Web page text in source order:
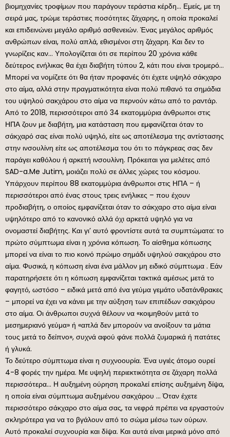
βιομηχανίες τροφίμων που παράγουν τεράστια κέρδη… Εμείς, με τη
σειρά μας, τρώμε τεράστιες ποσότητες ζάχαρης, η οποία προκαλεί
και επιδεινώνει μεγάλο αριθμό ασθενειών. Ένας μεγάλος αριθμός
ανθρώπων είναι, πολύ απλά, εθισμένοι στη ζάχαρη. Και δεν το
γνωρίζεις καν… Υπολογίζεται ότι σε περίπου 20 χρόνια κάθε
δεύτερος ενήλικας θα έχει διαβήτη τύπου 2, κάτι που είναι τρομερό…
Μπορεί να νομίζετε ότι θα ήταν προφανές ότι έχετε υψηλό σάκχαρο
στο αίμα, αλλά στην πραγματικότητα είναι πολύ πιθανό τα σημάδια
του υψηλού σακχάρου στο αίμα να περνούν κάτω από το ραντάρ.
Από το 2018, περισσότεροι από 34 εκατομμύρια άνθρωποι στις
ΗΠΑ ζουν με διαβήτη, μια κατάσταση που εμφανίζεται όταν το
σάκχαρό σας είναι πολύ υψηλό, είτε ως αποτέλεσμα της αντίστασης
στην ινσουλίνη είτε ως αποτέλεσμα του ότι το πάγκρεας σας δεν
παράγει καθόλου ή αρκετή ινσουλίνη. Πρόκειται για μελέτες από
SAD-a.Me Jutim, μοιάζει πολύ σε άλλες χώρες του κόσμου.
Υπάρχουν περίπου 88 εκατομμύρια άνθρωποι στις ΗΠΑ – ή
περισσότεροι από ένας στους τρεις ενήλικες – που έχουν
προδιαβήτη, ο οποίος εμφανίζεται όταν το σάκχαρο στο αίμα είναι
υψηλότερο από το κανονικό αλλά όχι αρκετά υψηλό για να
ονομαστεί διαβήτης. Και γι’ αυτό φροντίστε αυτά τα συμπτώματα: το
πρώτο σύμπτωμα είναι η χρόνια κόπωση. Το αίσθημα κόπωσης
μπορεί να είναι το πιο κοινό πρώιμο σημάδι υψηλού σακχάρου στο
αίμα. Φυσικά, η κόπωση είναι ένα μάλλον μη ειδικό σύμπτωμα . Εάν
παρατηρήσετε ότι η κόπωση εμφανίζεται τακτικά αμέσως μετά το
φαγητό, ωστόσο – ειδικά μετά από ένα γεύμα γεμάτο υδατάνθρακες
– μπορεί να έχει να κάνει με την αύξηση των επιπέδων σακχάρου
στο αίμα. Οι άνθρωποι συχνά θέλουν να «κοιμηθούν μετά το
μεσημεριανό γεύμα» ή «απλά δεν μπορούν να ανοίξουν τα μάτια
τους μετά το δείπνο», συχνά αφού φάνε πολλά ζυμαρικά ή πατάτες
ή γλυκά.
Το δεύτερο σύμπτωμα είναι η συχνοουρία. Ένα υγιές άτομο ουρεί
4-8 φορές την ημέρα. Με υψηλή περιεκτικότητα σε ζάχαρη πολλά
περισσότερα… Η αυξημένη ούρηση προκαλεί επίσης αυξημένη δίψα,
η οποία είναι σύμπτωμα αυξημένου σακχάρου … Όταν έχετε
περισσότερο σάκχαρο στο αίμα σας, τα νεφρά πρέπει να εργαστούν
σκληρότερα για να το βγάλουν από το σώμα μέσω των ούρων.
Αυτό προκαλεί συχνουρία και δίψα. Και αυτά είναι μερικά μόνο από